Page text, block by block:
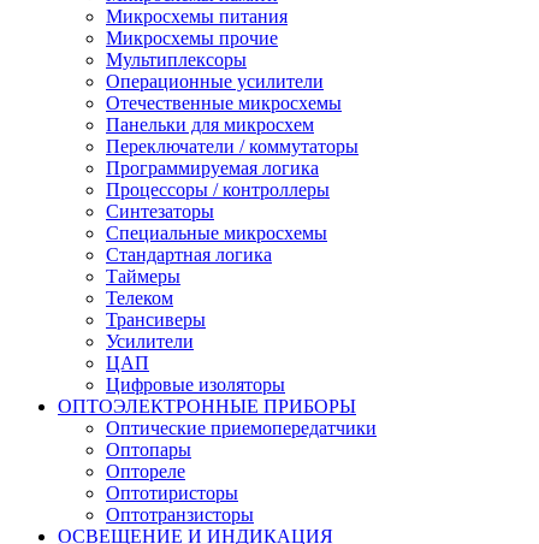
Микросхемы питания
Микросхемы прочие
Мультиплексоры
Операционные усилители
Отечественные микросхемы
Панельки для микросхем
Переключатели / коммутаторы
Программируемая логика
Процессоры / контроллеры
Синтезаторы
Специальные микросхемы
Стандартная логика
Таймеры
Телеком
Трансиверы
Усилители
ЦАП
Цифровые изоляторы
ОПТОЭЛЕКТРОННЫЕ ПРИБОРЫ
Оптические приемопередатчики
Оптопары
Оптореле
Оптотиристоры
Оптотранзисторы
ОСВЕЩЕНИЕ И ИНДИКАЦИЯ